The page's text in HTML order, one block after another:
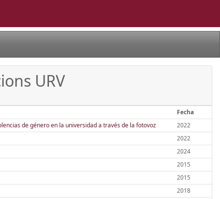
URV
Fecha
de género en la universidad a través de la fotovoz
2022
2022
2024
2015
2015
2018